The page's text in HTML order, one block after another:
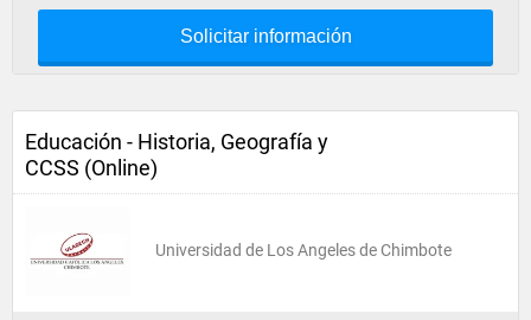
Solicitar información
Educación - Historia, Geografía y
CCSS (Online)
Universidad de Los Angeles de Chimbote